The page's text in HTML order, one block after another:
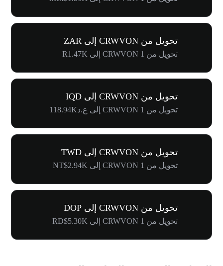
تحويل من CRWVON إلى ZAR
تحويل من 1 CRWVON إلى R1.47K
تحويل من CRWVON إلى IQD
تحويل من 1 CRWVON إلى ع.د118.94K
تحويل من CRWVON إلى TWD
تحويل من 1 CRWVON إلى NT$2.94K
تحويل من CRWVON إلى DOP
تحويل من 1 CRWVON إلى RD$5.30K